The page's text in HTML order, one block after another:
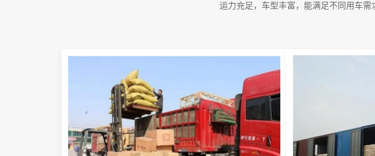
运力充足，车型丰富，能满足不同用车需